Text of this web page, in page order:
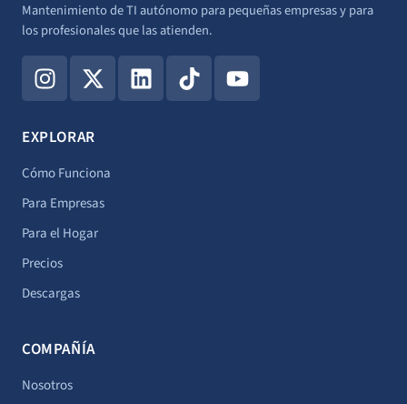
Mantenimiento de TI autónomo para pequeñas empresas y para
los profesionales que las atienden.
I
n
s
t
g
r
a
m
X
-
t
w
t
t
e
r
L
i
n
T
i
k
Y
o
u
EXPLORAR
Cómo Funciona
Para Empresas
Para el Hogar
Precios
Descargas
COMPAÑÍA
Nosotros